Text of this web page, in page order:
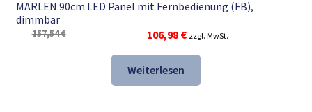
MARLEN 90cm LED Panel mit Fernbedienung (FB),
dimmbar
157,54€
Ursprünglicher
war:
157,54 €
106,98 €Aktueller
106,98 €.
zzgl. MwSt.
Weiterlesen